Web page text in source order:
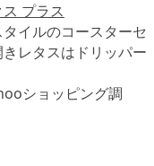
プラス
イルのコースターセ
レタスはドリッパー
ショッピング調